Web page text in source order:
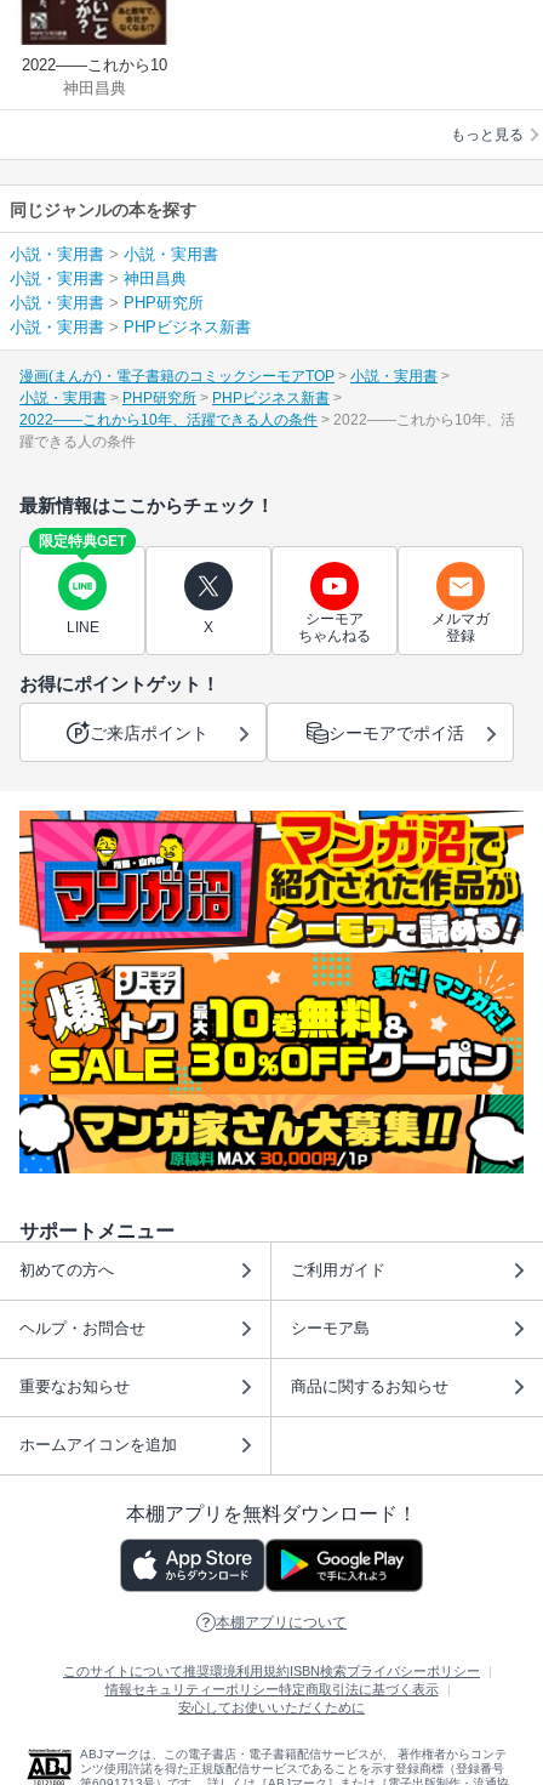
2022――これから10
年、活躍できる人の
条件
神田昌典
もっと見る
同じジャンルの本を探す
小説・実用書 > 小説・実用書
小説・実用書 > 神田昌典
小説・実用書 > PHP研究所
小説・実用書 > PHPビジネス新書
漫画(まんが)・電子書籍のコミックシーモアTOP
小説・実用書
小説・実用書
PHP研究所
PHPビジネス新書
2022――これから10年、活躍できる人の条件
2022――これから10年、活
躍できる人の条件
最新情報はここからチェック！
限定特典GET
LINE X
シーモア
ちゃんねる
メルマガ
登録
お得にポイントゲット！
ご来店ポイント シーモアでポイ活
サポートメニュー
初めての方へ ご利用ガイド
ヘルプ・お問合せ シーモア島
重要なお知らせ 商品に関するお知らせ
ホームアイコンを追加
本棚アプリを無料ダウンロード！
本棚アプリについて
このサイトについて推奨環境利用規約 ISBN検索プライバシーポリシー
情報セキュリティーポリシー特定商取引法に基づく表示
安心してお使いいただくために
ABJマークは、この電子書店・電子書籍配信サービスが、 著作権者からコンテ
ンツ使用許諾を得た正規版配信サービスであることを示す登録商標（登録番号